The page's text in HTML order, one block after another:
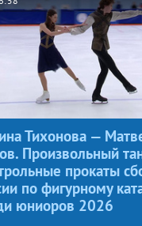
Тихонова —
Произвольный
прокаты
по фигурному
юниоров 2026